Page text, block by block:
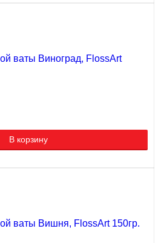
ваты Виноград, FlossArt
В корзину
ваты Вишня, FlossArt 150гр.